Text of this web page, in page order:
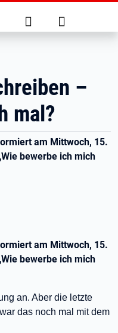
Suche Anmelden
–
mal?
am Mittwoch, 15.
bewerbe ich mich
am Mittwoch, 15.
bewerbe ich mich
an. Aber die letzte
das noch mal mit dem